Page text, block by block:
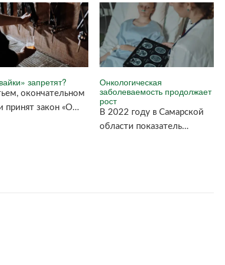
запретят?
окончательном
принят закон «О…
Онкологическая
заболеваемость продолжает
рост
В 2022 году в Самарской
области показатель…